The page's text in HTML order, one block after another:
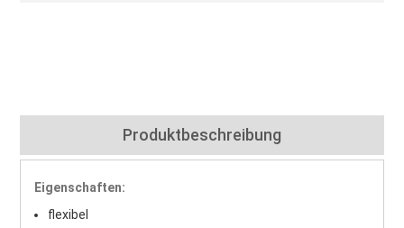
Produktbeschreibung
Eigenschaften:
flexibel